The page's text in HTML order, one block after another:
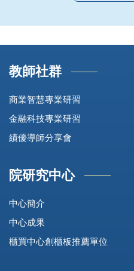
教師社群
商業智慧專業研習
金融科技專業研習
績優導師分享會
院研究中心
中心簡介
中心成果
櫃買中心創櫃板推薦單位